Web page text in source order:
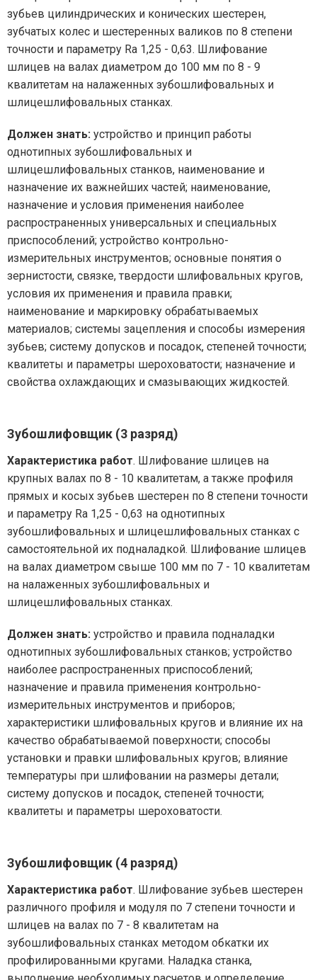
зубьев цилиндрических и конических шестерен,
зубчатых колес и шестеренных валиков по 8 степени
точности и параметру Ra 1,25 - 0,63. Шлифование
шлицев на валах диаметром до 100 мм по 8 - 9
квалитетам на налаженных зубошлифовальных и
шлицешлифовальных станках.
Должен знать: устройство и принцип работы
однотипных зубошлифовальных и
шлицешлифовальных станков, наименование и
назначение их важнейших частей; наименование,
назначение и условия применения наиболее
распространенных универсальных и специальных
приспособлений; устройство контрольно-
измерительных инструментов; основные понятия о
зернистости, связке, твердости шлифовальных кругов,
условия их применения и правила правки;
наименование и маркировку обрабатываемых
материалов; системы зацепления и способы измерения
зубьев; систему допусков и посадок, степеней точности;
квалитеты и параметры шероховатости; назначение и
свойства охлаждающих и смазывающих жидкостей.
Зубошлифовщик (3 разряд)
Характеристика работ. Шлифование шлицев на
крупных валах по 8 - 10 квалитетам, а также профиля
прямых и косых зубьев шестерен по 8 степени точности
и параметру Ra 1,25 - 0,63 на однотипных
зубошлифовальных и шлицешлифовальных станках с
самостоятельной их подналадкой. Шлифование шлицев
на валах диаметром свыше 100 мм по 7 - 10 квалитетам
на налаженных зубошлифовальных и
шлицешлифовальных станках.
Должен знать: устройство и правила подналадки
однотипных зубошлифовальных станков; устройство
наиболее распространенных приспособлений;
назначение и правила применения контрольно-
измерительных инструментов и приборов;
характеристики шлифовальных кругов и влияние их на
качество обрабатываемой поверхности; способы
установки и правки шлифовальных кругов; влияние
температуры при шлифовании на размеры детали;
систему допусков и посадок, степеней точности;
квалитеты и параметры шероховатости.
Зубошлифовщик (4 разряд)
Характеристика работ. Шлифование зубьев шестерен
различного профиля и модуля по 7 степени точности и
шлицев на валах по 7 - 8 квалитетам на
зубошлифовальных станках методом обкатки их
профилированными кругами. Наладка станка,